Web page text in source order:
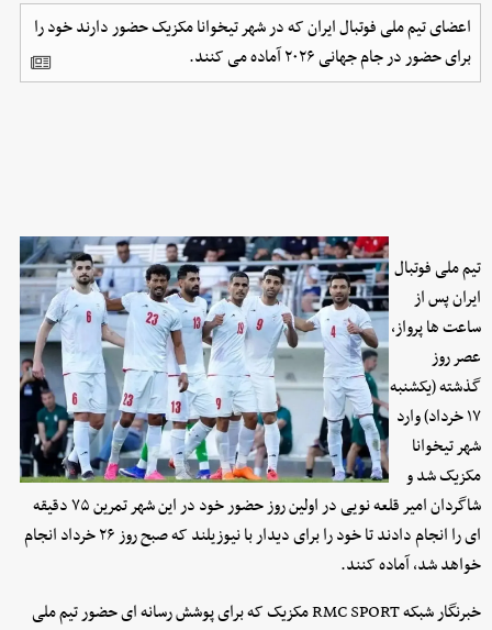
اعضای تیم ملی فوتبال ایران که در شهر تیخوانا مکزیک حضور دارند خود را
برای حضور در جام جهانی ۲۰۲۶ آماده می کنند.
تیم ملی فوتبال
ایران پس از
ساعت ها پرواز،
عصر روز
گذشته (یکشنبه
۱۷ خرداد) وارد
شهر تیخوانا
مکزیک شد و
شاگردان امیر قلعه نویی در اولین روز حضور خود در این شهر تمرین ۷۵ دقیقه
ای را انجام دادند تا خود را برای دیدار با نیوزیلند که صبح روز ۲۶ خرداد انجام
خواهد شد، آماده کنند.
خبرنگار شبکه RMC SPORT مکزیک که برای پوشش رسانه ای حضور تیم ملی